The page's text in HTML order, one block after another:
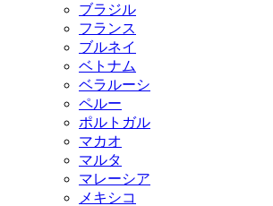
ブラジル
フランス
ブルネイ
ベトナム
ベラルーシ
ペルー
ポルトガル
マカオ
マルタ
マレーシア
メキシコ